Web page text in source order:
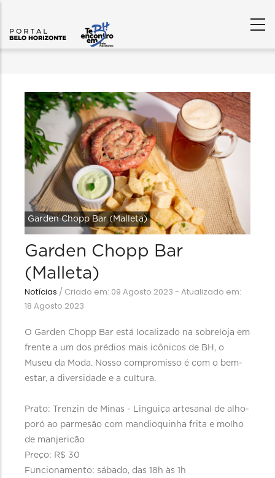
Garden Chopp Bar (Malleta)
Garden Chopp Bar
(Malleta)
Notícias / Criado em: 09 Agosto 2023 - Atualizado em:
18 Agosto 2023
O Garden Chopp Bar está localizado na sobreloja em
frente a um dos prédios mais icônicos de BH, o
Museu da Moda. Nosso compromisso é com o bem-
estar, a diversidade e a cultura.
Prato: Trenzin de Minas - Linguiça artesanal de alho-
poró ao parmesão com mandioquinha frita e molho
de manjericão
Preço: R$ 30
Funcionamento: sábado, das 18h às 1h